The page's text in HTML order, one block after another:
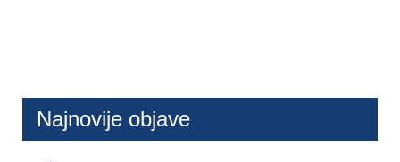
Najnovije objave